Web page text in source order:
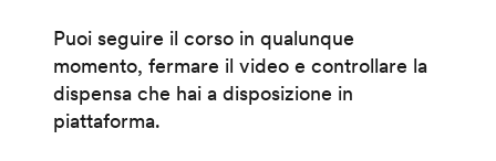
Puoi seguire il corso in qualunque
momento, fermare il video e controllare la
dispensa che hai a disposizione in
piattaforma.